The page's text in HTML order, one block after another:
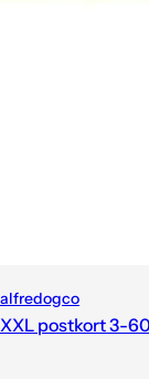
alfredogco
XXL postkort 3-